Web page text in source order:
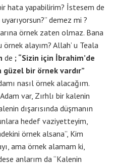
hata yapabilirim? İstesem de
demez mi ?
örnek zaten olmaz. Bana
alayım? Allah’ u Teala
de ; “Sizin için İbrahim’de
bir örnek vardır”
nasıl örnek alacağım.
var, Zırhlı bir kalenin
dışarısında düşmanın
hedef vaziyetteyim,
örnek alsana”, Kim
ama örnek alamam ki,
anlarım da “Kalenin